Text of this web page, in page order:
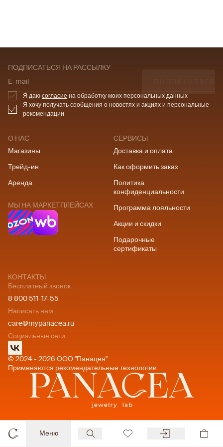
Меню
О НАС
Магазины
Трейд-ин
Аренда
МЫ НА МАРКЕТПЛЕЙСАХ
СЕРВИСЫ
Доставка и оплата
Как оформить заказ
Политика
конфиденциальности
Программа лояльности
Акции и скидки
Подарочные
сертификаты
КОНТАКТЫ
Бесплатный звонок
8 800 511-17-55
Написать нам
care@mypanacea.ru
Социальные сети
© 2024 - 2026 ООО "Панацея"
Применяются рекомендательные технологии
ПОДПИСАТЬСЯ НА РАССЫЛКУ
E-mail
Я даю согласие на обработку моих персональных данных
Я хочу получать сообщения о новостях и акциях и персональные
рекомендации